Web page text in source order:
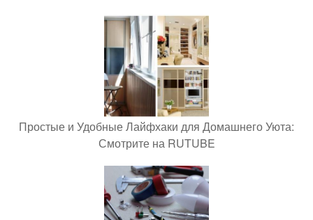
Простые и Удобные Лайфхаки для Домашнего Уюта:
Смотрите на RUTUBE